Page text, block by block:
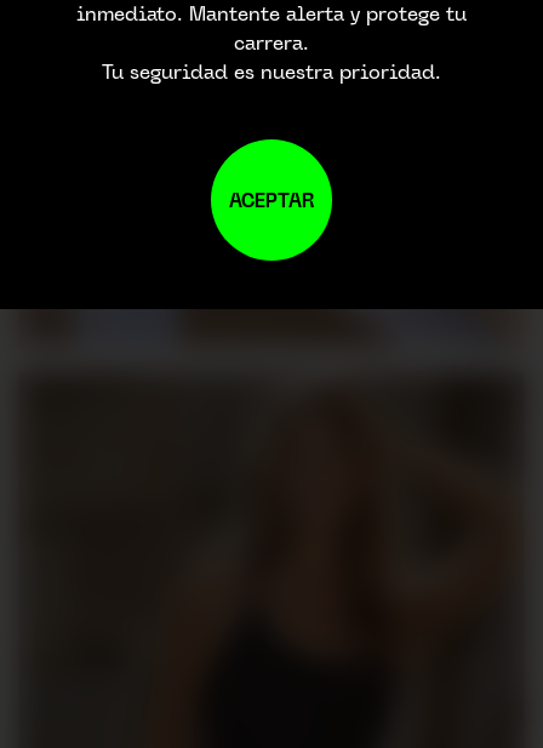
inmediato. Mantente alerta y protege tu
carrera.
Tu seguridad es nuestra prioridad.
ACEPTAR